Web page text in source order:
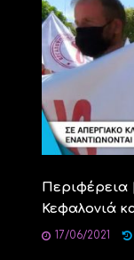
Περιφέρεια
Κεφαλονιά
17/06/2021